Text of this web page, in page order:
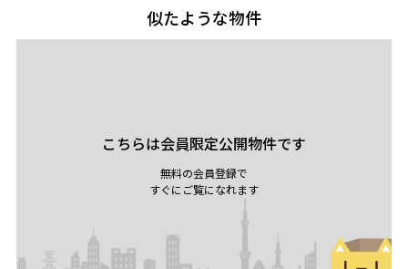
似たような物件
こちらは会員限定公開物件です
無料の会員登録で
すぐにご覧になれます